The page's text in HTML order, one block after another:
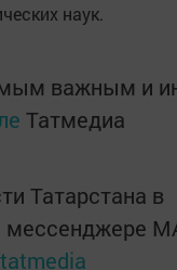
наук.
важным и
Татмедиа
Татарстана в
мессенджере